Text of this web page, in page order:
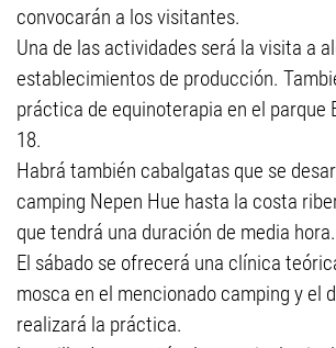
convocarán a los visitantes.
Una de las actividades será la visita a
establecimientos de producción.
práctica de equinoterapia en el parque
18.
Habrá también cabalgatas que se
camping Nepen Hue hasta la costa
que tendrá una duración de media hora.
El sábado se ofrecerá una clínica
mosca en el mencionado camping y el
realizará la práctica.